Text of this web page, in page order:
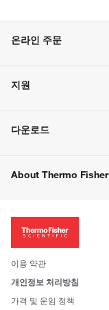
온라인 주문
주문 방법
벌크 주문
지원
고객 센터
웹사이트 개선사항
다운로드
About Thermo Fisher
투자자
사회적 책임
브랜드
이용 약관
개인정보 처리방침
가격 및 운임 정책